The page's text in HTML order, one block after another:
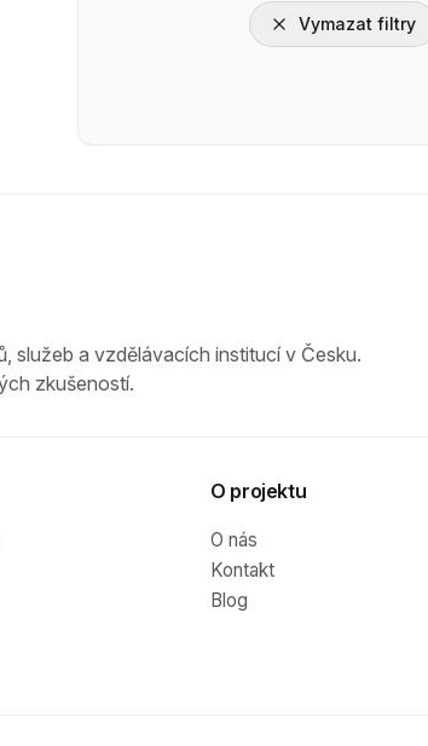
Vymazat filtry
služeb a vzdělávacích institucí v Česku.
zkušeností.
O projektu
O nás
Kontakt
Blog